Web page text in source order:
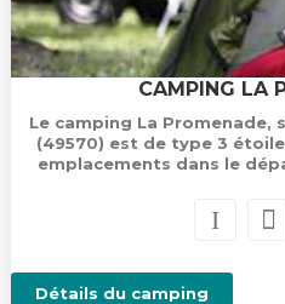
CAMPING LA
Le camping La Promenade,
(49570) est de type 3
emplacements dans le
Détails du camping